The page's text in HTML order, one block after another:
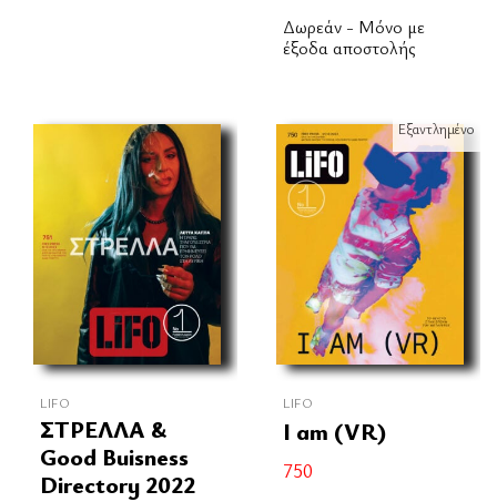
Δωρεάν - Μόνο με
έξοδα αποστολής
LIFO
ΣΤΡΕΛΛΑ &
Good Buisness
Directory 2022
Εξαντλημένο
LIFO
I am (VR)
750